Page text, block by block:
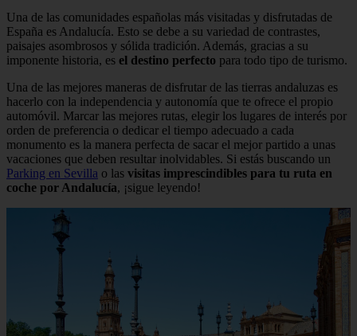
Una de las comunidades españolas más visitadas y disfrutadas de
España es Andalucía. Esto se debe a su variedad de contrastes,
paisajes asombrosos y sólida tradición. Además, gracias a su
imponente historia, es el destino perfecto para todo tipo de turismo.
Una de las mejores maneras de disfrutar de las tierras andaluzas es
hacerlo con la independencia y autonomía que te ofrece el propio
automóvil. Marcar las mejores rutas, elegir los lugares de interés por
orden de preferencia o dedicar el tiempo adecuado a cada
monumento es la manera perfecta de sacar el mejor partido a unas
vacaciones que deben resultar inolvidables. Si estás buscando un
Parking en Sevilla o las visitas imprescindibles para tu ruta en
coche por Andalucía, ¡sigue leyendo!